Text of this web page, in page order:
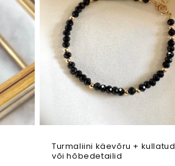
Turmaliini käevõru + kullatud
või hõbedetailid